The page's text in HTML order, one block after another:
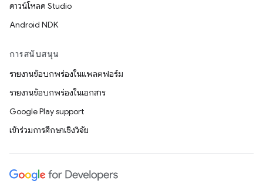
ดาวน์โหลด Studio
Android NDK
การสนับสนุน
รายงานข้อบกพร่องในแพลตฟอร์ม
รายงานข้อบกพร่องในเอกสาร
Google Play support
เข้าร่วมการศึกษาเชิงวิจัย